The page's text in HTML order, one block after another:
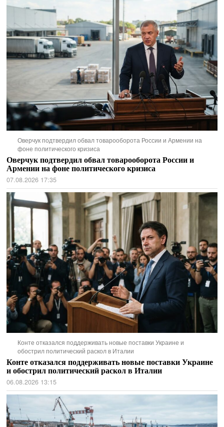
Оверчук подтвердил обвал товарооборота России и Армении на
фоне политического кризиса
Оверчук подтвердил обвал товарооборота России и
Армении на фоне политического кризиса
07.08.2026 17:35
Конте отказался поддерживать новые поставки Украине и
обострил политический раскол в Италии
Конте отказался поддерживать новые поставки Украине
и обострил политический раскол в Италии
06.08.2026 13:15